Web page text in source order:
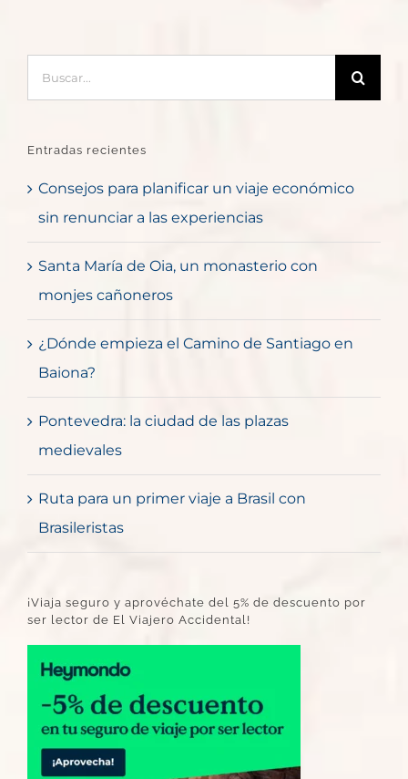
Entradas recientes
Consejos para planificar un viaje económico
sin renunciar a las experiencias
Santa María de Oia, un monasterio con
monjes cañoneros
¿Dónde empieza el Camino de Santiago en
Baiona?
Pontevedra: la ciudad de las plazas
medievales
Ruta para un primer viaje a Brasil con
Brasileristas
¡Viaja seguro y aprovéchate del 5% de descuento por
ser lector de El Viajero Accidental!